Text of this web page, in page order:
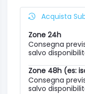
Acquista
Zone 24h
Consegna
salvo
Zone 48h (es:
Consegna
salvo